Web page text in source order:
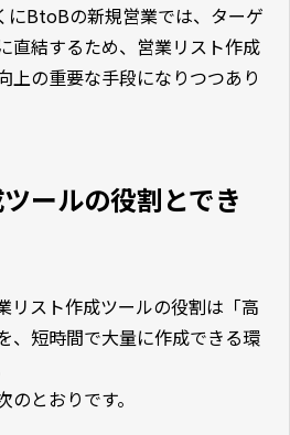
にBtoBの新規営業では、ターゲ
直結するため、営業リスト作成
上の重要な手段になりつつあり
ールの役割とでき
リスト作成ツールの役割は「高
、短時間で大量に作成できる環
とおりです。